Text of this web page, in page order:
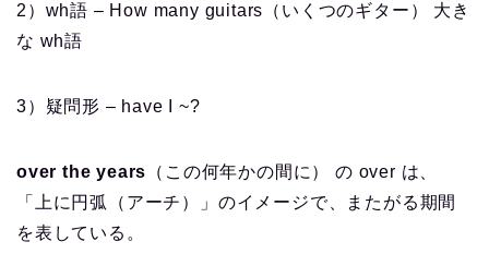
2）wh語 – How many guitars（いくつのギター） 大き
な wh語
3）疑問形 – have I ~?
over the years （この何年かの間に） の over は、
「上に円弧（アーチ）」のイメージで、またがる期間
を表している。